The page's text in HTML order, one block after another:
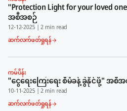
"Protection Light for your loved
အစီအစဉ်
12-12-2025|2 min read
ဆက်လက်ဖတ်ရှုရန်
ကမ်ပိန်း
"ငွေရေးကြေးရေး စီမံခန့်ခွဲနိုင်ဖို့" အစီ
10-11-2025|2 min read
ဆက်လက်ဖတ်ရှုရန်